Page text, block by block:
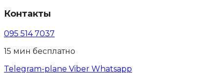
Контакты
095 514 7037
15 мин бесплатно
Telegram-plane Viber Whatsapp